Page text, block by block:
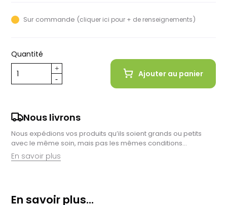
Sur commande (cliquer ici pour + de renseignements)
Quantité
Ajouter au panier
Nous livrons
Nous expédions vos produits qu’ils soient grands ou petits
avec le même soin, mais pas les mêmes conditions…
En savoir plus
achats à domicile, mais il est encore plus gratifiant de vous
En savoir plus...